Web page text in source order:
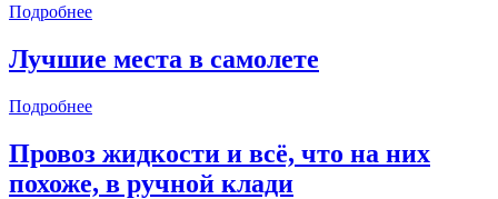
Подробнее
Лучшие места в самолете
Подробнее
Провоз жидкости и всё, что на них
похоже, в ручной клади